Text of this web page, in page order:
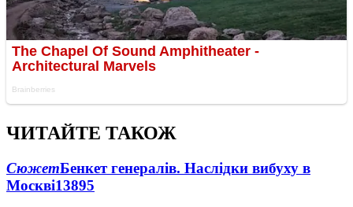
ЧИТАЙТЕ ТАКОЖ
СюжетБенкет генералів. Наслідки вибуху в
Москві13895